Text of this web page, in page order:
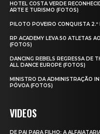
HOTEL COSTA VERDE
ARTE E TURISMO (FOTOS)
PILOTO POVEIRO CONQUISTA
RP ACADEMY LEVA 50 ATLETAS
(FOTOS)
DANCING REBELS REGRESSA DE
ALL DANCE EUROPE (FOTOS)
MINISTRO DA ADMINISTRAÇÃO
PÓVOA (FOTOS)
VIDEOS
DE PAI PARA FILHO: A